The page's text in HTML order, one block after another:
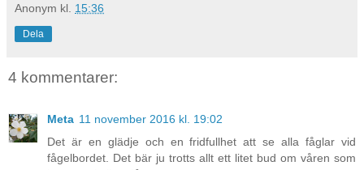
Anonym kl. 15:36
Dela
4 kommentarer:
Meta 11 november 2016 kl. 19:02
Det är en glädje och en fridfullhet att se alla fåglar vid
fågelbordet. Det bär ju trotts allt ett litet bud om våren som